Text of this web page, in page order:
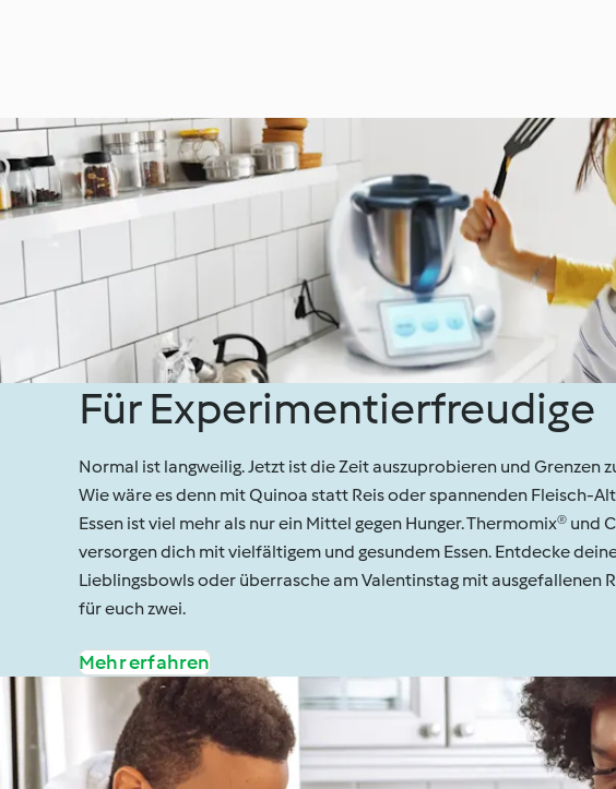
Für Experimentierfreudige
Normal ist langweilig. Jetzt ist die Zeit auszuprobieren und Grenzen
Wie wäre es denn mit Quinoa statt Reis oder spannenden Fleisch-
Essen ist viel mehr als nur ein Mittel gegen Hunger. Thermomix® und
versorgen dich mit vielfältigem und gesundem Essen. Entdecke
Lieblingsbowls oder überrasche am Valentinstag mit ausgefallenen
für euch zwei.
Mehr erfahren